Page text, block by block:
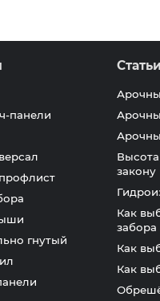
панели
гнутый
закону
Как
забора
Как
Как